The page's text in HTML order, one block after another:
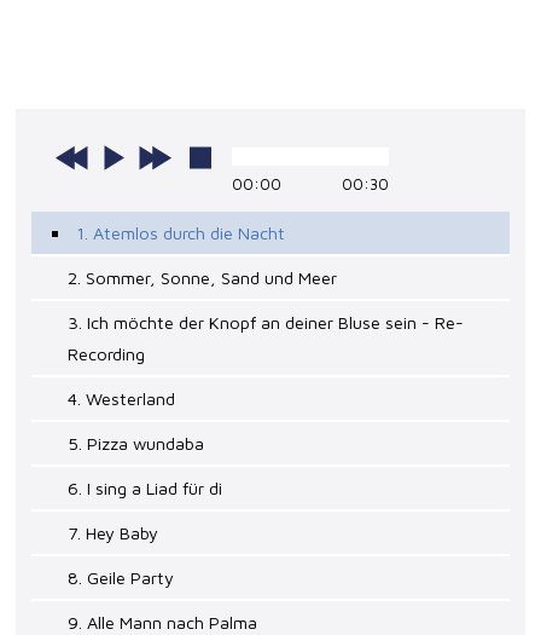
00:00 00:30
1. Atemlos durch die Nacht
2. Sommer, Sonne, Sand und Meer
3. Ich möchte der Knopf an deiner Bluse sein - Re-
Recording
4. Westerland
5. Pizza wundaba
6. I sing a Liad für di
7. Hey Baby
8. Geile Party
9. Alle Mann nach Palma